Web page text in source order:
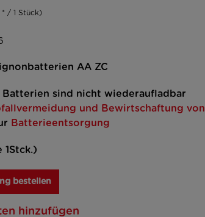
/ 1 Stück)
AA ZC
Batterien sind nicht wiederaufladbar
und Bewirtschaftung von
Batterieentsorgung
1Stck.)
bestellen
hinzufügen